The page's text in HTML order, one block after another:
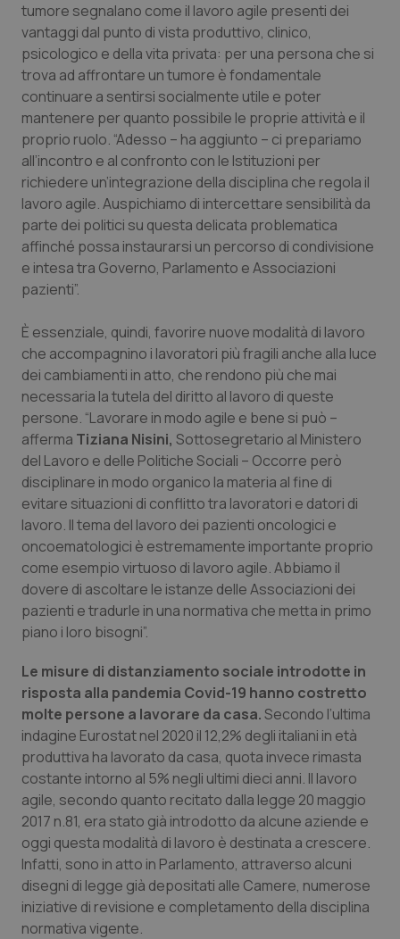
Quotidiano Oncologia
Quotidiano Pediatria
Rene & patologie urogenitali
Salute orale & impianti
Sangue & coagulazione
Tiroide
Tumore al seno
Tumore ovarico
Tumori del Polmone & Testa Collo
Tumori gastrointestinali
Ulcera & Reflusso
Vaccini
tumore segnalano come il lavoro agile presenti dei
vantaggi dal punto di vista produttivo, clinico,
psicologico e della vita privata: per una persona che si
trova ad affrontare un tumore è fondamentale
continuare a sentirsi socialmente utile e poter
mantenere per quanto possibile le proprie attività e il
proprio ruolo. “Adesso – ha aggiunto – ci prepariamo
all’incontro e al confronto con le Istituzioni per
richiedere un’integrazione della disciplina che regola il
lavoro agile. Auspichiamo di intercettare sensibilità da
parte dei politici su questa delicata problematica
affinché possa instaurarsi un percorso di condivisione
e intesa tra Governo, Parlamento e Associazioni
pazienti”.
È essenziale, quindi, favorire nuove modalità di lavoro
che accompagnino i lavoratori più fragili anche alla luce
dei cambiamenti in atto, che rendono più che mai
necessaria la tutela del diritto al lavoro di queste
persone. “Lavorare in modo agile e bene si può –
afferma Tiziana Nisini, Sottosegretario al Ministero
del Lavoro e delle Politiche Sociali – Occorre però
disciplinare in modo organico la materia al fine di
evitare situazioni di conflitto tra lavoratori e datori di
lavoro. Il tema del lavoro dei pazienti oncologici e
oncoematologici è estremamente importante proprio
come esempio virtuoso di lavoro agile. Abbiamo il
dovere di ascoltare le istanze delle Associazioni dei
pazienti e tradurle in una normativa che metta in primo
piano i loro bisogni”.
Le misure di distanziamento sociale introdotte in
risposta alla pandemia Covid-19 hanno costretto
molte persone a lavorare da casa.Secondo l’ultima
indagine Eurostat nel 2020 il 12,2% degli italiani in età
produttiva ha lavorato da casa, quota invece rimasta
costante intorno al 5% negli ultimi dieci anni. Il lavoro
agile, secondo quanto recitato dalla legge 20 maggio
2017 n.81, era stato già introdotto da alcune aziende e
oggi questa modalità di lavoro è destinata a crescere.
Infatti, sono in atto in Parlamento, attraverso alcuni
disegni di legge già depositati alle Camere, numerose
iniziative di revisione e completamento della disciplina
normativa vigente.